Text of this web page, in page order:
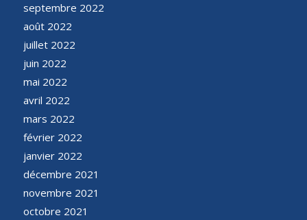
septembre 2022
août 2022
juillet 2022
juin 2022
mai 2022
avril 2022
mars 2022
février 2022
janvier 2022
décembre 2021
novembre 2021
octobre 2021